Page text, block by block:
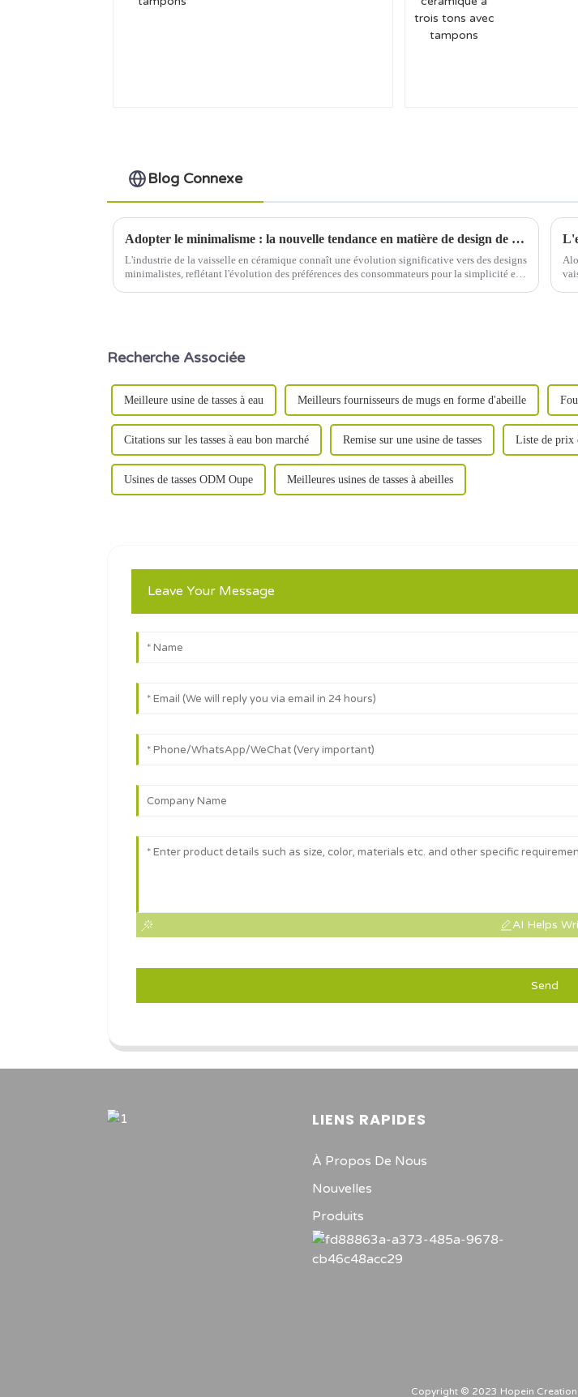
Blog Connexe
Adopter le minimalisme : la nouvelle tendance en matière de design de la vaisselle en céramique
L'industrie de la vaisselle en céramique connaît une évolution significative vers des designs
minimalistes, reflétant l'évolution des préférences des consommateurs pour la simplicité et
Recherche Associée
Meilleure usine de tasses à eau Meilleurs fournisseurs de mugs en forme d'abeille
Citations sur les tasses à eau bon marché Remise sur une usine de tasses Liste de prix
Usines de tasses ODM Oupe Meilleures usines de tasses à abeilles
Leave Your Message
AI Helps
Send
LIENS RAPIDES
À Propos De Nous
Nouvelles
Produits
Copyright © 2023 Hopein